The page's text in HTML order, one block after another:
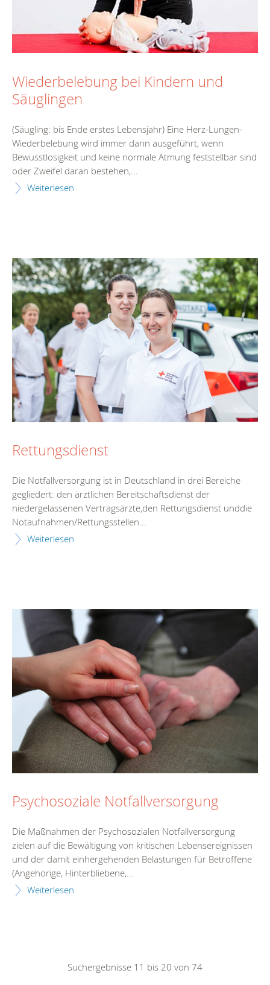
Wiederbelebung bei Kindern und
Säuglingen
(Säugling: bis Ende erstes Lebensjahr) Eine Herz-Lungen-
Wiederbelebung wird immer dann ausgeführt, wenn
Bewusstlosigkeit und keine normale Atmung feststellbar sind
oder Zweifel daran bestehen,...
Weiterlesen
Rettungsdienst
Die Notfallversorgung ist in Deutschland in drei Bereiche
gegliedert: den ärztlichen Bereitschaftsdienst der
niedergelassenen Vertragsärzte,den Rettungsdienst unddie
Notaufnahmen/Rettungsstellen...
Weiterlesen
Psychosoziale Notfallversorgung
Die Maßnahmen der Psychosozialen Notfallversorgung
zielen auf die Bewältigung von kritischen Lebensereignissen
und der damit einhergehenden Belastungen für Betroffene
(Angehörige, Hinterbliebene,...
Weiterlesen
Suchergebnisse 11 bis 20 von 74